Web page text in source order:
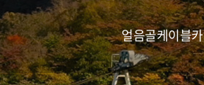
얼음골케이블카